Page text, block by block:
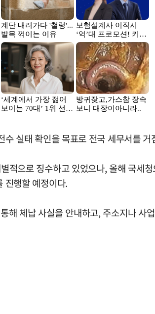
실태 확인을 목표로 전국 세무서를 거
적으로 징수하고 있었으나, 올해 국세
진행할 예정이다.
체납 사실을 안내하고, 주소지나 사